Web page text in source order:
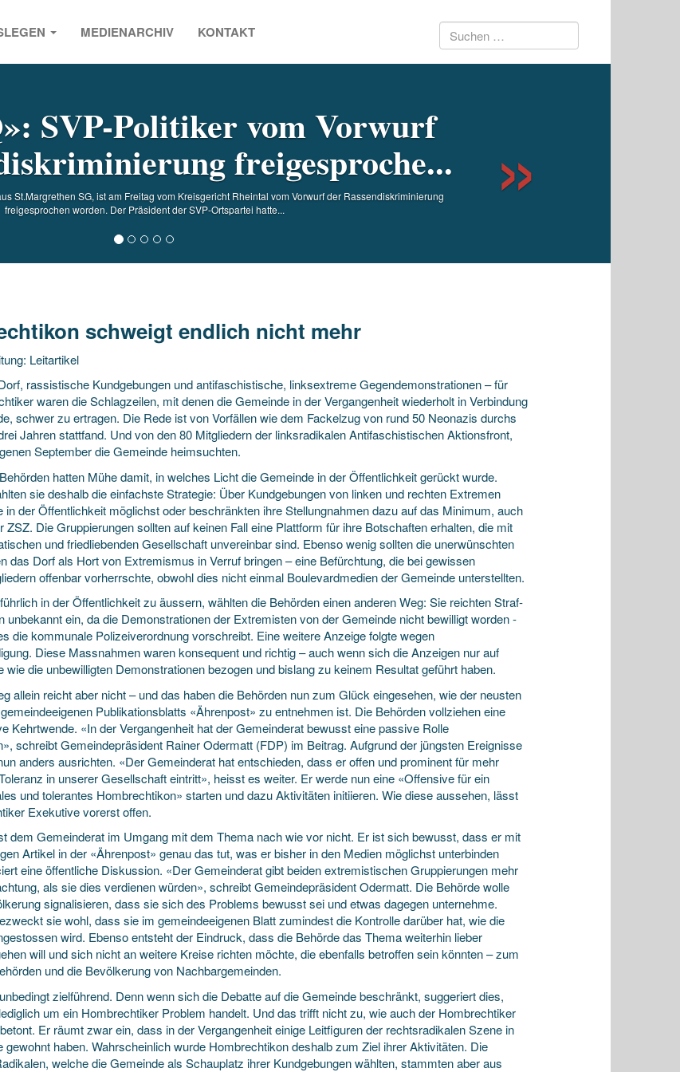
MEDIENARCHIV KONTAKT Suchen
SVP-Politiker vom Vorwurf
freigesproche...
St.Margrethen SG, ist am Freitag vom Kreisgericht Rheintal vom Vorwurf der Rassendiskriminierung
freigesprochen worden. Der Präsident der SVP-Ortspartei hatte...
schweigt endlich nicht mehr
Leitartikel
rassistische Kundgebungen und antifaschistische, linksextreme Gegendemon­s­trationen – für
­waren die Schlagzeilen, mit denen die ­Gemeinde in der Vergangenheit wiederholt in Verbindung
schwer zu ertragen. Die Rede ist von Vorfällen wie dem Fackelzug von rund 50 Neonazis durchs
Jahren stattfand. Und von den 80 Mitgliedern der linksradikalen Antifaschistischen Aktions­front,
September die Gemeinde heimsuchten.
hatten Mühe damit, in welches Licht die Gemeinde in der Öffentlichkeit gerückt wurde.
sie deshalb die einfachste Strategie: Über Kundgebungen von linken und rechten Extremen
in der Öffentlichkeit möglichst oder beschränkten ihre Stellungnahmen dazu auf das Minimum, auch
ZSZ. Die Gruppierungen sollten auf keinen Fall eine Plattform für ihre Botschaften er­halten, die mit
und friedliebenden Gesellschaft unvereinbar sind. Ebenso wenig sollten die unerwünschten
das Dorf als Hort von Extremismus in Verruf bringen – eine Befürchtung, die bei gewissen
offenbar vorherrschte, obwohl dies nicht einmal Boulevardmedien der Gemeinde unterstellten.
in der Öffentlichkeit zu äussern, wählten die Behörden einen anderen Weg: Sie reichten Straf­
unbekannt ein, da die Demonstrationen der Extremisten von der Gemeinde nicht bewilligt worden
die kommunale Polizeiverordnung vorschreibt. Eine weitere ­An­zeige folgte wegen
Diese Massnahmen waren konsequent und richtig – auch wenn sich die Anzeigen nur auf
wie die unbewilligten Demonstrationen bezogen und bislang zu keinem Resultat geführt haben.
allein reicht aber nicht – und das haben die Behörden nun zum Glück eingesehen, wie der neusten
Publikationsblatts «Ährenpost» zu entnehmen ist. Die Behörden vollziehen eine
Kehrtwende. «In der Vergangenheit hat der Gemeinderat bewusst eine passive Rolle
schreibt Gemeindepräsident Rainer Odermatt (FDP) im Beitrag. Aufgrund der jüngsten Ereignisse
anders ausrichten. «Der Gemeinderat hat entschieden, dass er offen und prominent für mehr
in unserer Gesellschaft eintritt», heisst es weiter. Er werde nun eine «Offensive für ein
und tolerantes Hombrechtikon» starten und dazu Aktivitäten initiieren. Wie diese aus­sehen, lässt
Exekutive vorerst offen.
dem Gemeinderat im Umgang mit dem Thema nach wie vor nicht. Er ist sich bewusst, dass er mit
Artikel in der «Ährenpost» genau das tut, was er bisher in den ­Medien möglichst unterbinden
eine öffentliche Diskussion. «Der Gemeinderat gibt beiden extremistischen Gruppierungen mehr
als sie dies verdienen würden», schreibt Gemeindepräsident Odermatt. Die Behörde wolle
signalisieren, dass sie sich des Problems bewusst sei und etwas dagegen unternehme.
sie wohl, dass sie im gemeindeeigenen Blatt zumindest die Kontrolle darüber hat, wie die
wird. Ebenso entsteht der Eindruck, dass die Behörde das Thema weiterhin lieber
will und sich nicht an weitere Kreise richten möchte, die ebenfalls betroffen sein könnten – zum
und die Bevölkerung von Nachbargemeinden.
zielführend. Denn wenn sich die Debatte auf die Gemeinde beschränkt, suggeriert dies,
um ein Hombrechtiker Problem handelt. Und das trifft nicht zu, wie auch der Hombrechtiker
Er räumt zwar ein, dass in der Vergangenheit einige Leitfiguren der rechtsradikalen Szene in
gewohnt haben. Wahrscheinlich wurde Hombrechtikon deshalb zum Ziel ihrer Aktivitäten. Die
welche die Gemeinde als Schauplatz ihrer Kundgebungen wählten, stammten aber aus